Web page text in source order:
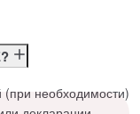
необходимости)